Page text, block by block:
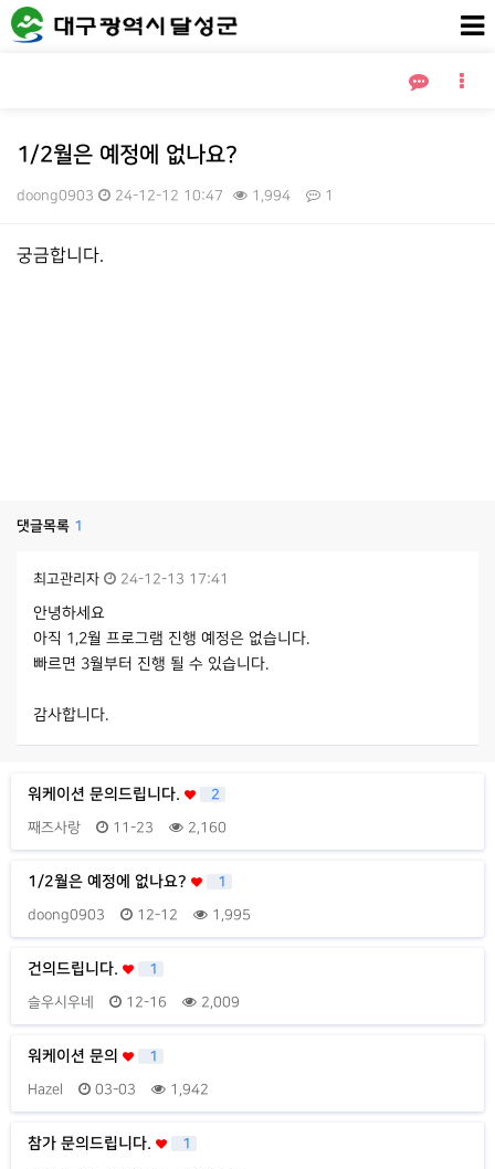
1/2월은 예정에 없나요?
doong0903 24-12-12 10:47 1,994 1
본문
궁금합니다.
댓글목록 1
최고관리자 24-12-13 17:41
안녕하세요
아직 1,2월 프로그램 진행 예정은 없습니다.
빠르면 3월부터 진행 될 수 있습니다.
감사합니다.
워케이션 문의드립니다. 2
째즈사랑 11-23 2,160
1/2월은 예정에 없나요? 1
doong0903 12-12 1,995
건의드립니다. 1
슬우시우네 12-16 2,009
워케이션 문의 1
Hazel 03-03 1,942
참가 문의드립니다. 1